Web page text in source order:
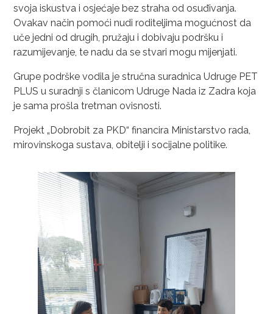
svoja iskustva i osjećaje bez straha od osuđivanja.
Ovakav način pomoći nudi roditeljima mogućnost da
uče jedni od drugih, pružaju i dobivaju podršku i
razumijevanje, te nadu da se stvari mogu mijenjati.
Grupe podrške vodila je stručna suradnica Udruge PET
PLUS u suradnji s članicom Udruge Nada iz Zadra koja
je sama prošla tretman ovisnosti.
Projekt „Dobrobit za PKD“ financira Ministarstvo rada,
mirovinskoga sustava, obitelji i socijalne politike.